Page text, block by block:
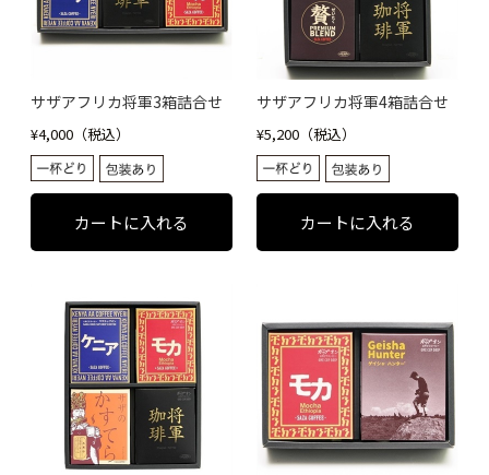
サザアフリカ将軍3箱詰合せ
¥4,000（税込）
サザアフリカ将軍4箱詰合せ
¥5,200（税込）